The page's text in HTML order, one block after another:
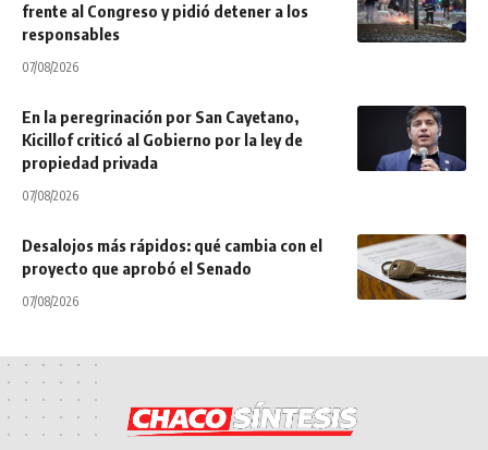
frente al Congreso y pidió detener a los
responsables
07/08/2026
En la peregrinación por San Cayetano,
Kicillof criticó al Gobierno por la ley de
propiedad privada
07/08/2026
Desalojos más rápidos: qué cambia con el
proyecto que aprobó el Senado
07/08/2026